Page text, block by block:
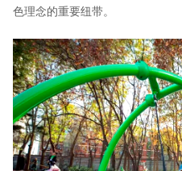
色理念的重要纽带。